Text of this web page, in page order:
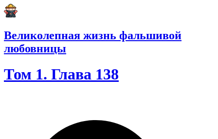
Великолепная жизнь фальшивой
любовницы
Том 1. Глава 138